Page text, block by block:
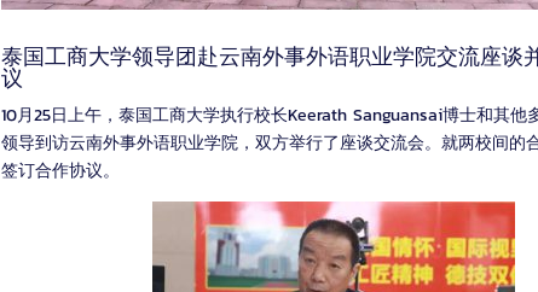
泰国工商大学领导团赴云南外事外语职业学院交流座谈
议
10月25日上午，泰国工商大学执行校长Keerath Sanguansai博士和其他
领导到访云南外事外语职业学院，双方举行了座谈交流会。就两校间的
签订合作协议。